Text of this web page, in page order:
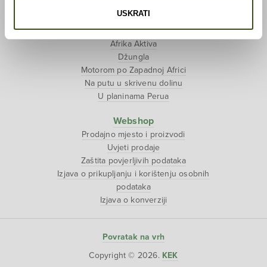
USKRATI
Putopisi
Polarni san
Afrika Aktiva
Džungla
Motorom po Zapadnoj Africi
Na putu u skrivenu dolinu
U planinama Perua
Webshop
Prodajno mjesto i proizvodi
Uvjeti prodaje
Zaštita povjerljivih podataka
Izjava o prikupljanju i korištenju osobnih
podataka
Izjava o konverziji
Povratak na vrh
Copyright © 2026. KEK